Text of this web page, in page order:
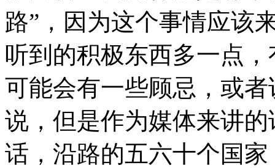
路”，因为这个事情应该
听到的积极东西多一点
可能会有一些顾忌，或
说，但是作为媒体来讲
话，沿路的五六十个国